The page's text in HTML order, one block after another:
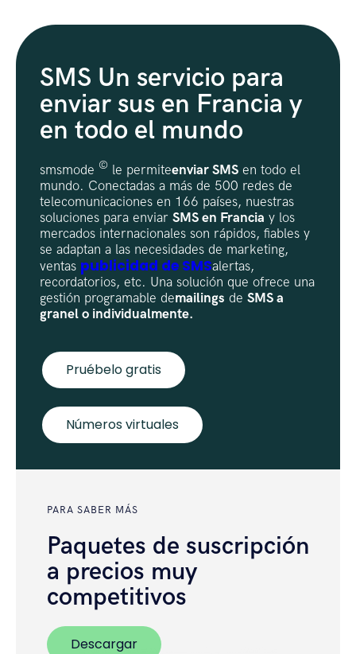
SMS Un servicio para
enviar sus en Francia y
en todo el mundo
smsmode © le permiteenviar SMS en todo el
mundo. Conectadas a más de 500 redes de
telecomunicaciones en 166 países, nuestras
soluciones para enviar SMS en Francia y los
mercados internacionales son rápidos, fiables y
se adaptan a las necesidades de marketing,
ventas publicidad de SMSalertas,
recordatorios, etc. Una solución que ofrece una
gestión programable demailings de SMS a
granel o individualmente.
Pruébelo gratis
Números virtuales
PARA SABER MÁS
Paquetes de suscripción
a precios muy
competitivos
Descargar